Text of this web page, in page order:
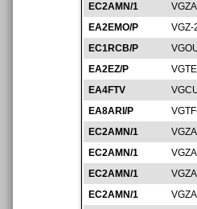
EC2AMN/1
EA2EMO/P
VGZ-
EC1RCB/P
EA2EZ/P
EA4FTV
EA8ARI/P
EC2AMN/1
EC2AMN/1
EC2AMN/1
EC2AMN/1